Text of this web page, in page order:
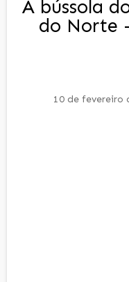
A bússola
do
10 de fevereiro